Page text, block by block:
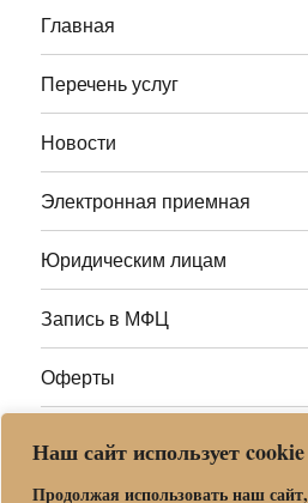
Наш сайт использует cookie
Продолжая использовать наш сайт,
Главная
Перечень услуг
Новости
Электронная приемная
Юридическим лицам
Запись в МФЦ
Оферты
Адреса МФЦ МО